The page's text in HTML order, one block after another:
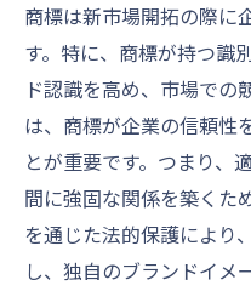
商標は新市場開拓の際に
す。特に、商標が持つ識
ド認識を高め、市場での
は、商標が企業の信頼性
とが重要です。つまり、
間に強固な関係を築くた
を通じた法的保護により
し、独自のブランドイメ